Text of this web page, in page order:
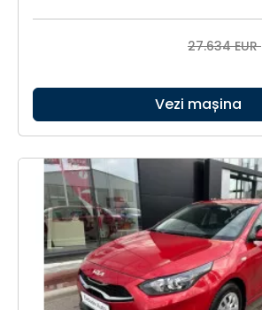
27.634 EUR
Vezi mașina